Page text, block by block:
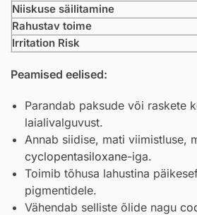
Niiskuse säilitamine
Rahustav toime
Irritation Risk
Peamised eelised:
Parandab paksude või raskete
laialivalguvust.
Annab siidise, mati viimistluse,
cyclopentasiloxane-iga.
Toimib tõhusa lahustina
pigmentidele.
Vähendab selliste õlide nagu